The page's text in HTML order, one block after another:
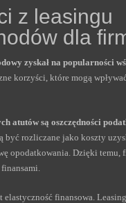
z leasingu
dla
zyskał na popularności
korzyści, które mogą
atutów są oszczędności
być rozliczane jako koszty
opodatkowania. Dzięki temu,
elastyczność finansowa.